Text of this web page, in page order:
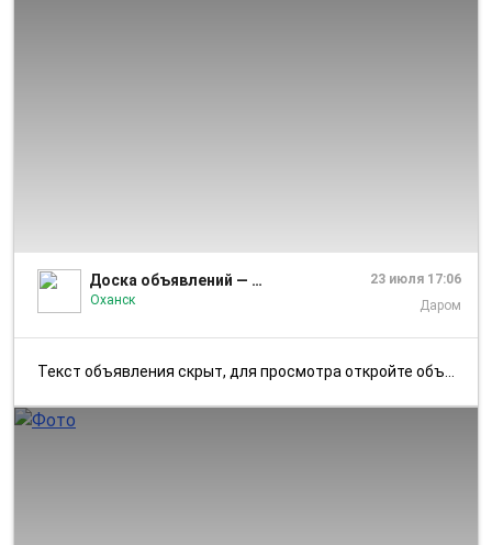
Доска объявлений — Оханск и Оханский район
Оханск
23 июля 17:06
Даром
Текст объявления скрыт, для просмотра откройте объявление в приложении...